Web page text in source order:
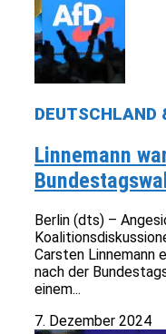
DEUTSCHLAND
Linnemann
Berlin (dts) –
Carsten Linnemann
nach der
einem...
7. Dezember 2024